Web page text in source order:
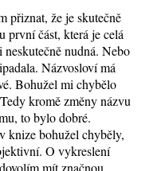
přiznat, že je skutečně
první část, která je celá
nudná. Nebo
Názvosloví má
Bohužel mi chybělo
kromě změny názvu
to bylo dobré.
knize bohužel chyběly,
O vykreslení